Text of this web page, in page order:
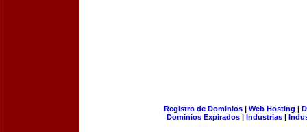
Registro de Dominios| Web Hosting |
Dominios Expirados | Industrias |